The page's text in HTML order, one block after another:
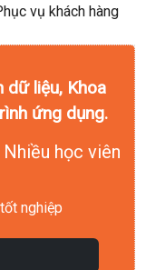
vụ khách hàng
dữ liệu, Khoa
ứng dụng.
học viên
nghiệp